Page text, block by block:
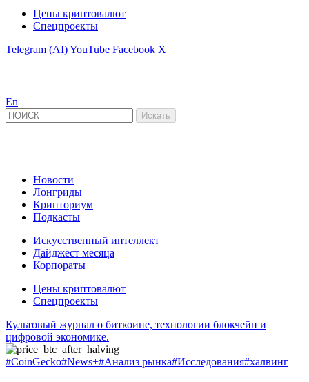
Цены криптовалют
Спецпроекты
Telegram (AI)YouTube Facebook X
En
Новости
Лонгриды
Крипториум
Подкасты
Искусственный интеллект
Дайджест месяца
Корпораты
Цены криптовалют
Спецпроекты
Культовый журнал о биткоине, технологии блокчейн и
цифровой экономике.
#CoinGecko#News+#Анализ рынка#Исследования#халвинг